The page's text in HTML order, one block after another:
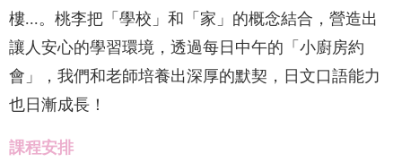
樓...。桃李把「學校」和「家」的概念結合，營造出
讓人安心的學習環境，透過每日中午的「小廚房約
會」，我們和老師培養出深厚的默契，日文口語能力
也日漸成長！
課程安排